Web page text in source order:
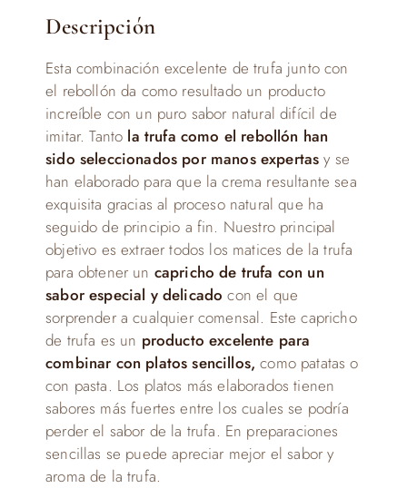
Descripción
Esta combinación excelente de trufa junto con
el rebollón da como resultado un producto
increíble con un puro sabor natural difícil de
imitar. Tanto la trufa como el rebollón han
sido seleccionados por manos expertas y se
han elaborado para que la crema resultante sea
exquisita gracias al proceso natural que ha
seguido de principio a fin. Nuestro principal
objetivo es extraer todos los matices de la trufa
para obtener un capricho de trufa con un
sabor especial y delicadocon el que
sorprender a cualquier comensal. Este capricho
de trufa es un producto excelente para
combinar con platos sencillos, como patatas o
con pasta. Los platos más elaborados tienen
sabores más fuertes entre los cuales se podría
perder el sabor de la trufa. En preparaciones
sencillas se puede apreciar mejor el sabor y
aroma de la trufa.